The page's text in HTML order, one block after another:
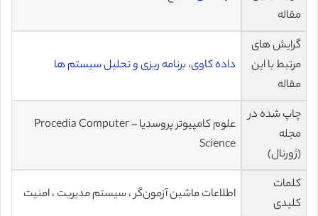
مقاله
گرایش های
مرتبط با این
مقاله
داده کاوی،برنامه ریزی و تحلیل سیستم ها
چاپ شده در
مجله
(ژورنال)
علوم کامپیوتر پروسدیا – Procedia Computer
Science
کلمات
کلیدی
اطلاعات ماشین آزمون‌گر ، سیستم مدیریت ، امنیت